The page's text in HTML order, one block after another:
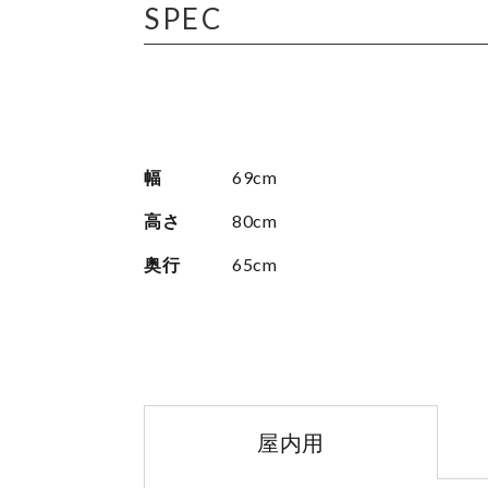
SPEC
幅 69cm
高さ 80cm
奥行 65cm
屋内用